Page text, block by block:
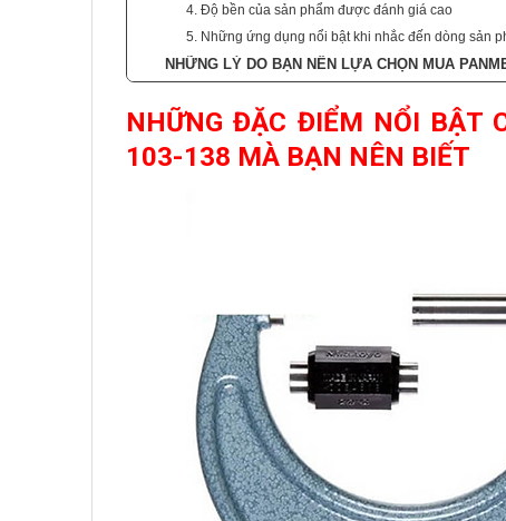
4. Độ bền của sản phẩm được đánh giá cao
5. Những ứng dụng nổi bật khi nhắc đến dòng sản
NHỮNG LÝ DO BẠN NÊN LỰA CHỌN MUA
NHỮNG ĐẶC ĐIỂM NỔI BẬT
103-138 MÀ BẠN NÊN BIẾT